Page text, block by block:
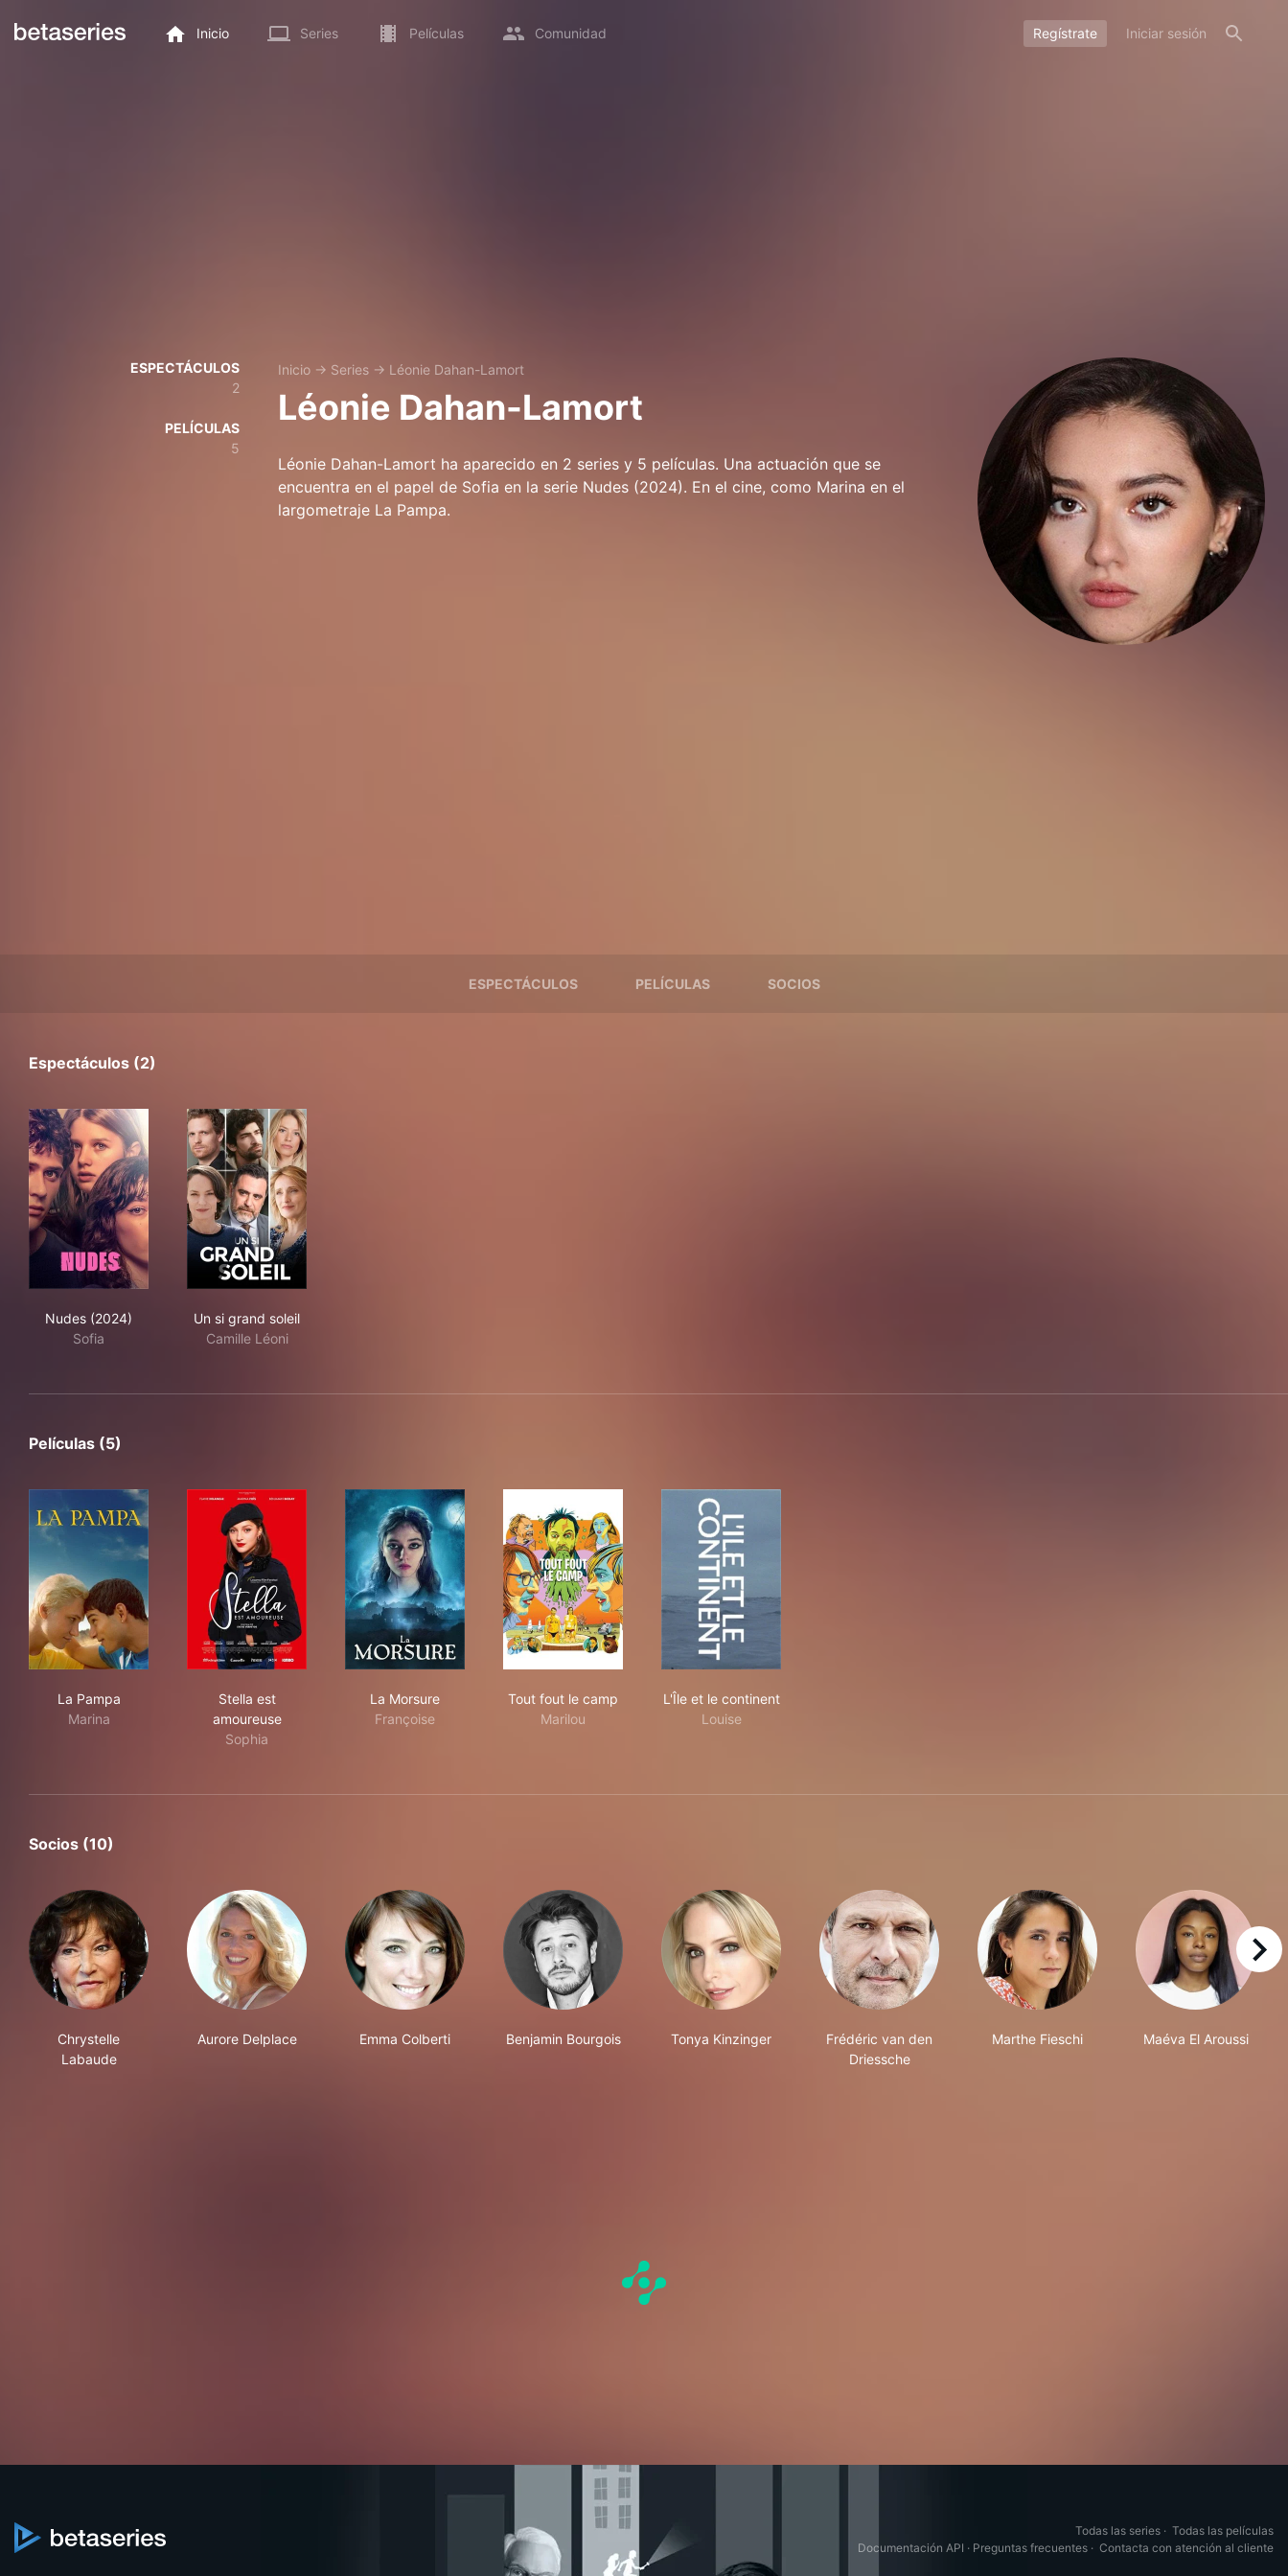
Inicio Series Películas Comunidad Regístrate Iniciar sesión
ESPECTÁCULOS
2
PELÍCULAS
5
Inicio → Series → Léonie Dahan-Lamort
Léonie Dahan-Lamort
Léonie Dahan-Lamort ha aparecido en 2 series y 5 películas. Una actuación que se
encuentra en el papel de Sofia en la serie Nudes (2024). En el cine, como Marina en el
largometraje La Pampa.
ESPECTÁCULOS PELÍCULAS SOCIOS
Espectáculos (2)
Nudes (2024)
Sofia
Un si grand soleil
Camille Léoni
Películas (5)
La Pampa
Marina
Stella est
amoureuse
Sophia
La Morsure
Françoise
Tout fout le camp
Marilou
L'Île et le continent
Louise
Socios (10)
Chrystelle
Labaude
Aurore Delplace Emma Colberti Benjamin Bourgois Tonya Kinzinger
Frédéric van den
Driessche
Marthe Fieschi Maéva El Aroussi
right
Todas las series · Todas las películas
Documentación API · Preguntas frecuentes · Contacta con atención al cliente